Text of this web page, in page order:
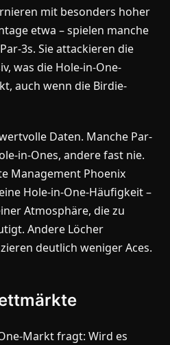
mit besonders hoher
etwa – spielen manche
3s. Sie attackieren die
was die Hole-in-One-
auch wenn die Birdie-
Daten. Manche Par-
in-Ones, andere fast nie.
Management Phoenix
Hole-in-One-Häufigkeit –
Atmosphäre, die zu
Andere Löcher
deutlich weniger Aces.
Markt fragt: Wird es